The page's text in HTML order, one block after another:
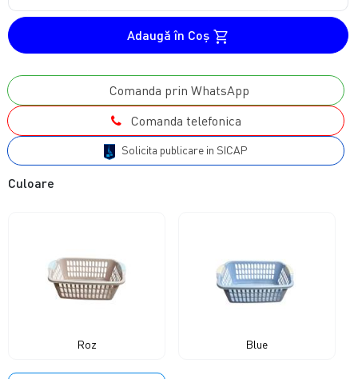
Adaugă în Coş
Comanda prin WhatsApp
Comanda telefonica
Solicita publicare in SICAP
Culoare
Roz Blue